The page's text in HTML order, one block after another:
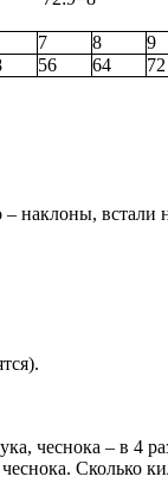
7 8
9
56 64 72
наклоны, встали
чеснока – в 4
Сколько